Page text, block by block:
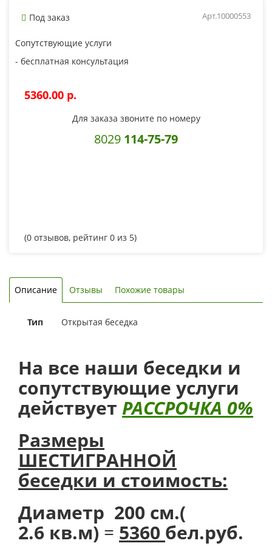
Под заказ Арт.10000553
Сопутствующие услуги
- бесплатная консультация
5360.00 p.
Для заказа звоните по номеру
8029 114-75-79
(0 отзывов, рейтинг 0 из 5)
Описание Отзывы Похожие товары
Тип Открытая беседка
На все наши беседки и
сопутствующие услуги
действует РАССРОЧКА 0%
Размеры
ШЕСТИГРАННОЙ
беседки и стоимость:
Диаметр 200 см.(
2.6 кв.м) = 5360 бел.руб.